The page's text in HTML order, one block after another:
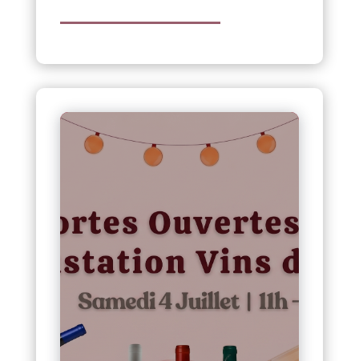
Portes
Ouvertes Vins
d’été –
Samedi 4
Juillet 2026